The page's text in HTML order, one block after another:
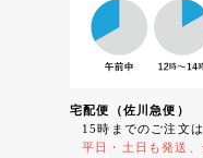
宅配便（佐川急便）
15時までのご注文は
平日・土日も発送、